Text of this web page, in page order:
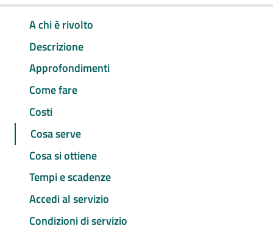
A chi è rivolto
Descrizione
Approfondimenti
Come fare
Costi
Cosa serve
Cosa si ottiene
Tempi e scadenze
Accedi al servizio
Condizioni di servizio